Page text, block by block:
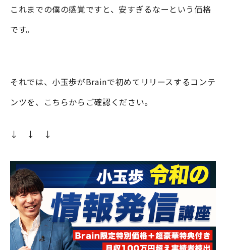
これまでの僕の感覚ですと、安すぎるなーという価格
です。
それでは、小玉歩がBrainで初めてリリースするコンテ
ンツを、こちらからご確認ください。
↓ ↓ ↓